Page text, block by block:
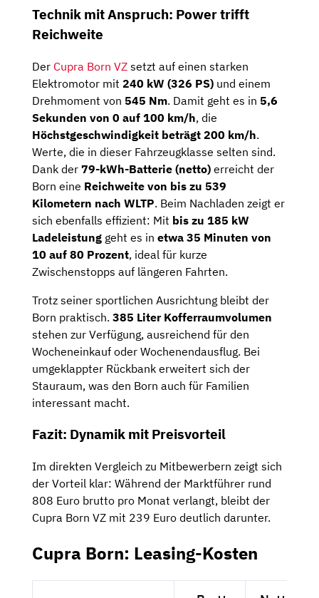
Technik mit Anspruch: Power trifft
Reichweite
Der Cupra Born VZ setzt auf einen starken
Elektromotor mit 240 kW (326 PS) und einem
Drehmoment von 545 Nm. Damit geht es in 5,6
Sekunden von 0 auf 100 km/h, die
Höchstgeschwindigkeit beträgt 200 km/h.
Werte, die in dieser Fahrzeugklasse selten sind.
Dank der 79-kWh-Batterie (netto) erreicht der
Born eine Reichweite von bis zu 539
Kilometern nach WLTP. Beim Nachladen zeigt er
sich ebenfalls effizient: Mit bis zu 185 kW
Ladeleistung geht es in etwa 35 Minuten von
10 auf 80 Prozent, ideal für kurze
Zwischenstopps auf längeren Fahrten.
Trotz seiner sportlichen Ausrichtung bleibt der
Born praktisch. 385 Liter Kofferraumvolumen
stehen zur Verfügung, ausreichend für den
Wocheneinkauf oder Wochenendausflug. Bei
umgeklappter Rückbank erweitert sich der
Stauraum, was den Born auch für Familien
interessant macht.
Fazit: Dynamik mit Preisvorteil
Im direkten Vergleich zu Mitbewerbern zeigt sich
der Vorteil klar: Während der Marktführer rund
808 Euro brutto pro Monat verlangt, bleibt der
Cupra Born VZ mit 239 Euro deutlich darunter.
Cupra Born: Leasing-Kosten